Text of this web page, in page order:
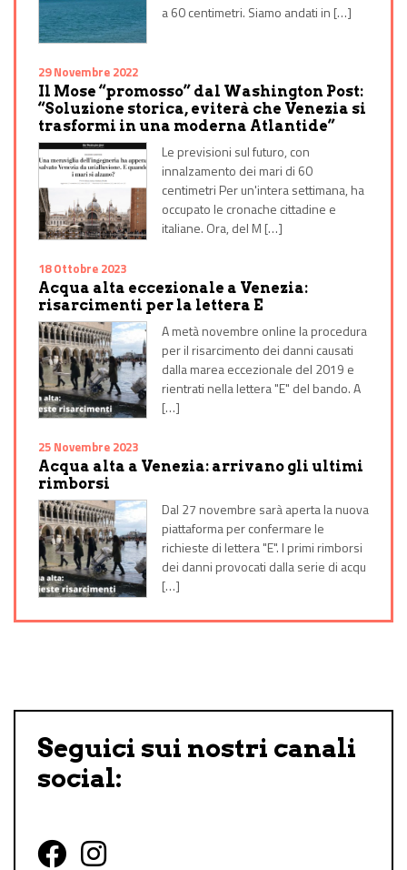
a 60 centimetri. Siamo andati in […]
29 Novembre 2022
Il Mose “promosso” dal Washington Post:
“Soluzione storica, eviterà che Venezia si
trasformi in una moderna Atlantide”
Le previsioni sul futuro, con
innalzamento dei mari di 60
centimetri Per un'intera settimana, ha
occupato le cronache cittadine e
italiane. Ora, del M […]
18 Ottobre 2023
Acqua alta eccezionale a Venezia:
risarcimenti per la lettera E
A metà novembre online la procedura
per il risarcimento dei danni causati
dalla marea eccezionale del 2019 e
rientrati nella lettera "E" del bando. A
[…]
25 Novembre 2023
Acqua alta a Venezia: arrivano gli ultimi
rimborsi
Dal 27 novembre sarà aperta la nuova
piattaforma per confermare le
richieste di lettera "E". I primi rimborsi
dei danni provocati dalla serie di acqu
[…]
Seguici sui nostri canali
social: